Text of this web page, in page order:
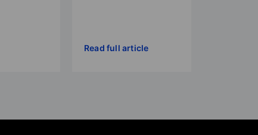
Read full article